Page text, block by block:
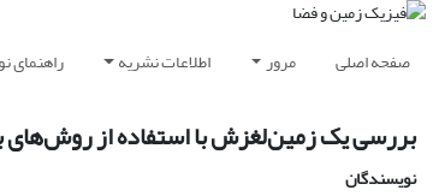
صفحه اصلی مرور اطلاعات نشریه راهنمای
بررسی یک زمین‌لغزش با استفاده از روش‌‌های
نویسندگان